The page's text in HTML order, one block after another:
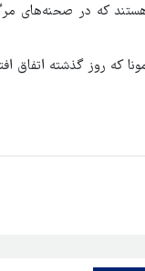
که در صحنه‌های
که روز گذشته اتفاق